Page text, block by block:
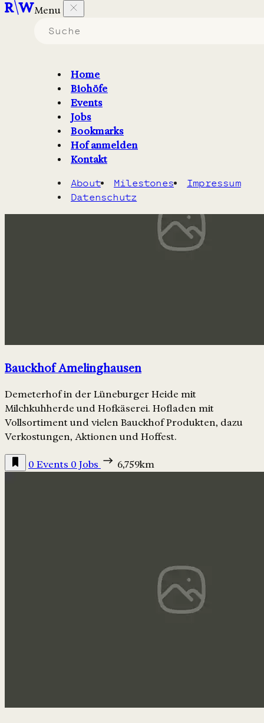
Menu
Home
Biohöfe
Events
Jobs
Bookmarks
Hof anmelden
Kontakt
About Milestones
Impressum
Datenschutz
Biohöfe in Niedersachsen
Karte
Bauckhof Amelinghausen
Demeterhof in der Lüneburger Heide mit
Milchkuhherde und Hofkäserei. Hofladen mit
Vollsortiment und vielen Bauckhof Produkten, dazu
Verkostungen, Aktionen und Hoffest.
0 Events 0 Jobs 6,759km